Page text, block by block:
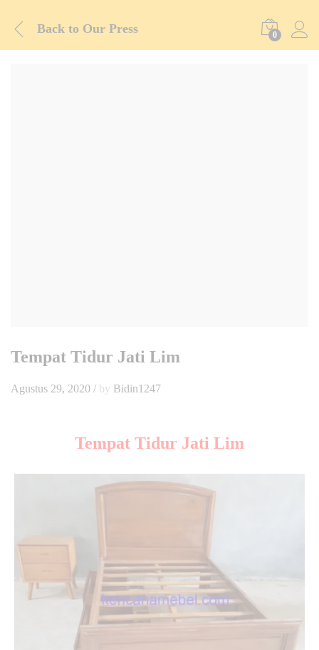
Back to Our Press 0
Tempat Tidur Jati Lim
Agustus 29, 2020 / by Bidin1247
Tempat Tidur Jati Lim